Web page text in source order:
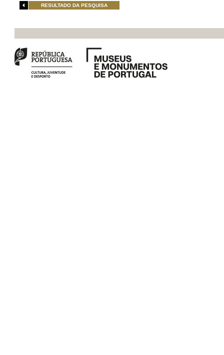
RESULTADO DA PESQUISA